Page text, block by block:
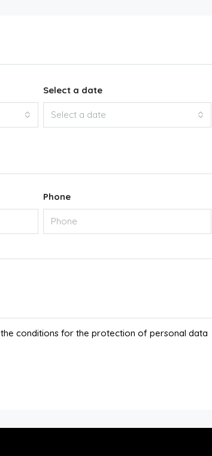
Select a date
Select a date
Phone
the conditions for the protection of personal data